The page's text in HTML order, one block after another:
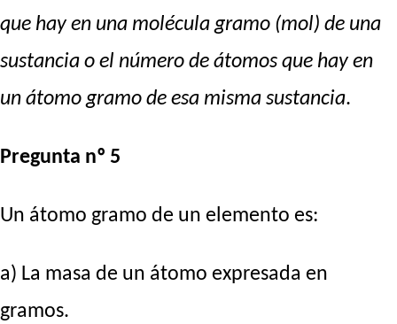
que hay en una molécula gramo (mol) de una
sustancia o el número de átomos que hay en
un átomo gramo de esa misma sustancia.
Pregunta nº 5
Un átomo gramo de un elemento es:
a) La masa de un átomo expresada en
gramos.